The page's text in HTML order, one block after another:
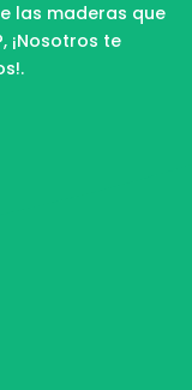
las maderas que
¡Nosotros te